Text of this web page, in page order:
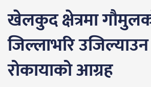
खेलकुद क्षेत्रमा
जिल्लाभरि
रोकायाको आग्रह